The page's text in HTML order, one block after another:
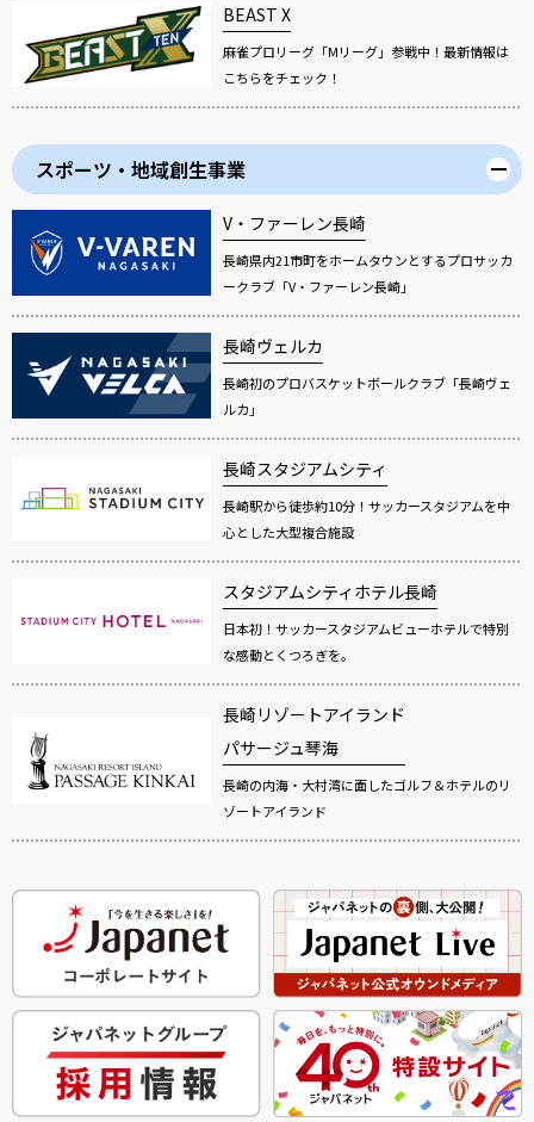
BEAST X
麻雀プロリーグ「Mリーグ」参戦中！最新情報は
こちらをチェック！
スポーツ・地域創生事業
V・ファーレン長崎
長崎県内21市町をホームタウンとするプロサッカ
ークラブ「V・ファーレン長崎」
長崎ヴェルカ
長崎初のプロバスケットボールクラブ「長崎ヴェ
ルカ」
長崎スタジアムシティ
長崎駅から徒歩約10分！サッカースタジアムを中
心とした大型複合施設
スタジアムシティホテル長崎
日本初！サッカースタジアムビューホテルで特別
な感動とくつろぎを。
長崎リゾートアイランド
パサージュ琴海
長崎の内海・大村湾に面したゴルフ＆ホテルのリ
ゾートアイランド